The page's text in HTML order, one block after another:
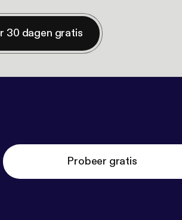
30 dagen gratis
Probeer gratis